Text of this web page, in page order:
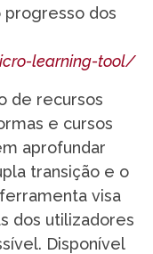
dos
learning-tool/
de recursos
e cursos
aprofundar
transição e o
visa
dos utilizadores
Disponível